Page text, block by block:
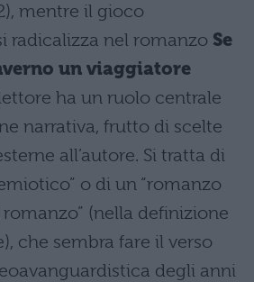
mentre il gioco
radicalizza nel romanzo Se
un viaggiatore
ha un ruolo centrale
narrativa, frutto di scelte
all’autore. Si tratta di
o di un “romanzo
(nella definizione
che sembra fare il verso
degli anni